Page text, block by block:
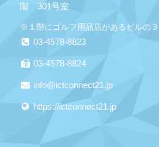
階 301号室
※１階にゴルフ用品店があるビルの３
03-4578-8823
03-4578-8824
info@ictconnect21.jp
https://ictconnect21.jp